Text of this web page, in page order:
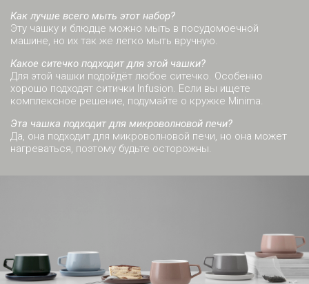
Как лучше всего мыть этот набор?
Эту чашку и блюдце можно мыть в посудомоечной
машине, но их так же легко мыть вручную.
Какое ситечко подходит для этой чашки?
Для этой чашки подойдёт любое ситечко. Особенно
хорошо подходят ситички Infusion. Если вы ищете
комплексное решение, подумайте о кружке Minima.
Эта чашка подходит для микроволновой печи?
Да, она подходит для микроволновой печи, но она может
нагреваться, поэтому будьте осторожны.